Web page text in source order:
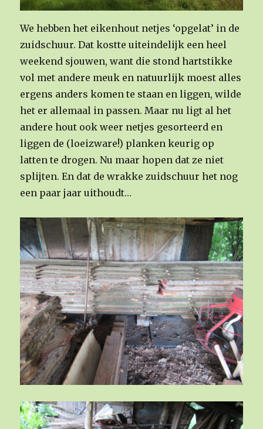
We hebben het eikenhout netjes ‘opgelat’ in de
zuidschuur. Dat kostte uiteindelijk een heel
weekend sjouwen, want die stond hartstikke
vol met andere meuk en natuurlijk moest alles
ergens anders komen te staan en liggen, wilde
het er allemaal in passen. Maar nu ligt al het
andere hout ook weer netjes gesorteerd en
liggen de (loeizware!) planken keurig op
latten te drogen. Nu maar hopen dat ze niet
splijten. En dat de wrakke zuidschuur het nog
een paar jaar uithoudt…